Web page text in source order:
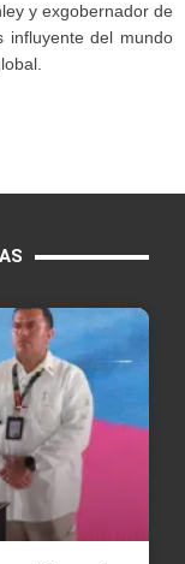
y exgobernador de
influyente del mundo